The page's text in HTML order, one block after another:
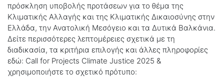
πρόσκληση υποβολής προτάσεων για το θέμα της
Κλιματικής Αλλαγής και της Κλιματικής Δικαιοσύνης στην
Ελλάδα, την Ανατολική Μεσόγειο και τα Δυτικά Βαλκάνια.
Δείτε περισσότερες λεπτομέρειες σχετικά με τη
διαδικασία, τα κριτήρια επιλογής και άλλες πληροφορίες
εδώ: Call for Projects Climate Justice 2025 &
χρησιμοποιήστε το σχετικό πρότυπο: